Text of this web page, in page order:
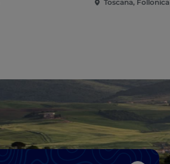
Toscana, Follonica